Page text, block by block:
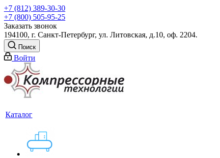
+7 (812) 389-30-30
+7 (800) 505-95-25
Заказать звонок
194100, г. Санкт-Петербург, ул. Литовская, д.10, оф. 2204.
Поиск
Войти
Каталог